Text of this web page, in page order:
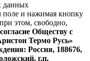
данных
поле и нажимая кнопку
этом, свободно,
Обществу с
Термо Русь»
Россия, 188676,
г.п.